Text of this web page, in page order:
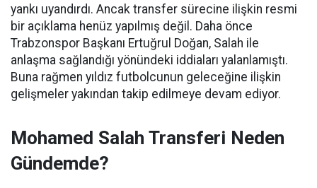
yankı uyandırdı. Ancak transfer sürecine ilişkin resmi
bir açıklama henüz yapılmış değil. Daha önce
Trabzonspor Başkanı Ertuğrul Doğan, Salah ile
anlaşma sağlandığı yönündeki iddiaları yalanlamıştı.
Buna rağmen yıldız futbolcunun geleceğine ilişkin
gelişmeler yakından takip edilmeye devam ediyor.
Mohamed Salah Transferi Neden
Gündemde?